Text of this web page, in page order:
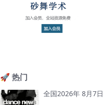
🚀 热门
全国2026年 8月7日